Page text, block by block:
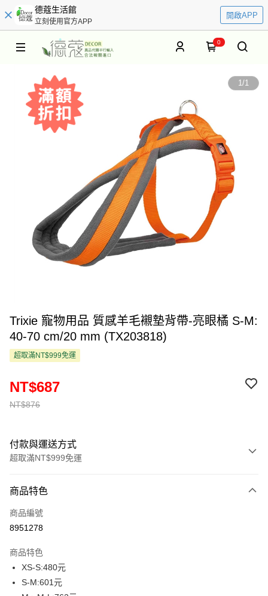
德蔻生活館
立刻使用官方APP
開啟APP
0
1/1
Trixie 寵物用品 質感羊毛襯墊背帶-亮眼橘 S-M:
40-70 cm/20 mm (TX203818)
超取滿NT$999免運
NT$876
NT$687
付款與運送方式
超取滿NT$999免運
信用卡一次付款
超商取貨付款
Apple Pay
街口支付
商品特色
商品編號
8951278
商品特色
XS-S:480元
S-M:601元